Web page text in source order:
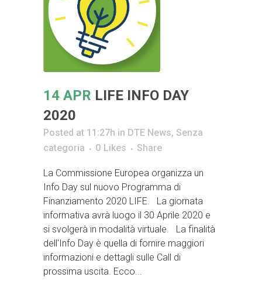
14 APR LIFE INFO DAY
2020
Posted at 11:27h in DTE News, Senza
categoria
0 Likes Share
La Commissione Europea organizza un
Info Day sul nuovo Programma di
Finanziamento 2020 LIFE. La giornata
informativa avrà luogo il 30 Aprile 2020 e
si svolgerà in modalità virtuale. La finalità
dell'Info Day è quella di fornire maggiori
informazioni e dettagli sulle Call di
prossima uscita. Ecco...